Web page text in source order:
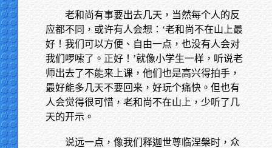
老和尚有事要出去几天，当然每个人的反
应都不同，或许有人会想：‘老和尚不在山上最
好！我们可以方便、自由一点，也没有人会对
我们啰嗦了。正好！’就像小学生一样，听说老
师出去了不能来上课，他们也是高兴得拍手，
最好能多几天不要回来，好玩个痛快。但也有
人会觉得很可惜，老和尚不在山上，少听了几
天的开示。
说远一点，像我们释迦世尊临涅槃时，众